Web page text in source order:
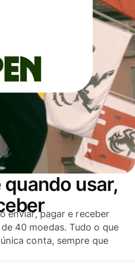
usar,
enviar, pagar e receber
40 moedas. Tudo o que
conta, sempre que